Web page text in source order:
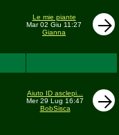
Le mie piante
Mar 02 Giu 11:27
Gianna
Aiuto ID asclepi...
Mer 29 Lug 16:47
BobSisca